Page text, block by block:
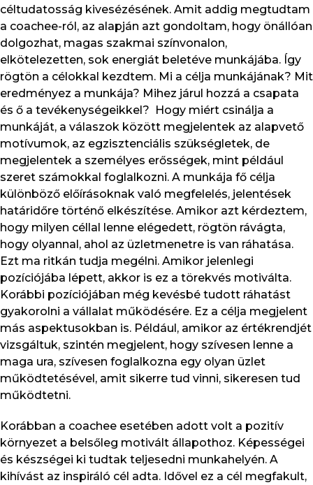
céltudatosság kivesézésének. Amit addig megtudtam
a coachee-ról, az alapján azt gondoltam, hogy önállóan
dolgozhat, magas szakmai színvonalon,
elkötelezetten, sok energiát beletéve munkájába. Így
rögtön a célokkal kezdtem. Mi a célja munkájának? Mit
eredményez a munkája? Mihez járul hozzá a csapata
és ő a tevékenységeikkel? Hogy miért csinálja a
munkáját, a válaszok között megjelentek az alapvető
motívumok, az egzisztenciális szükségletek, de
megjelentek a személyes erősségek, mint például
szeret számokkal foglalkozni. A munkája fő célja
különböző előírásoknak való megfelelés, jelentések
határidőre történő elkészítése. Amikor azt kérdeztem,
hogy milyen céllal lenne elégedett, rögtön rávágta,
hogy olyannal, ahol az üzletmenetre is van ráhatása.
Ezt ma ritkán tudja megélni. Amikor jelenlegi
pozíciójába lépett, akkor is ez a törekvés motiválta.
Korábbi pozíciójában még kevésbé tudott ráhatást
gyakorolni a vállalat működésére. Ez a célja megjelent
más aspektusokban is. Például, amikor az értékrendjét
vizsgáltuk, szintén megjelent, hogy szívesen lenne a
maga ura, szívesen foglalkozna egy olyan üzlet
működtetésével, amit sikerre tud vinni, sikeresen tud
működtetni.
Korábban a coachee esetében adott volt a pozitív
környezet a belsőleg motivált állapothoz. Képességei
és készségei ki tudtak teljesedni munkahelyén. A
kihívást az inspiráló cél adta. Idővel ez a cél megfakult,